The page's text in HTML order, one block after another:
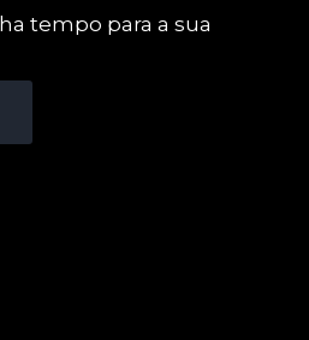
tempo para a sua